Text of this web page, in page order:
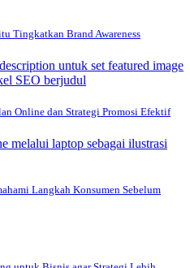
Tingkatkan Brand Awareness
Online dan Strategi Promosi Efektif
Langkah Konsumen Sebelum